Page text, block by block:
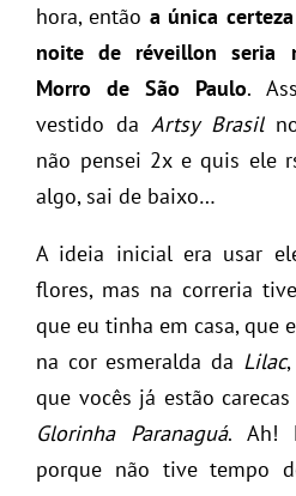
hora, então a única
noite de réveillon seria
Morro de São Paulo.
vestido daArtsy Brasil
não pensei 2x e quis ele
algo, sai de baixo…
A ideia inicial era usar
flores, mas na correria
que eu tinha em casa, que
na cor esmeralda da Lilac
que vocês já estão
Glorinha Paranaguá. Ah!
porque não tive tempo